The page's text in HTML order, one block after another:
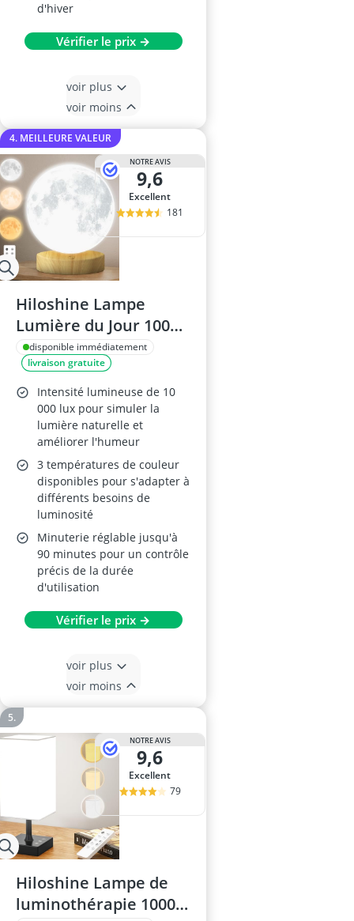
d'hiver
Vérifier le prix →
voir plus
voir moins
4. MEILLEURE VALEUR
NOTRE AVIS
9,6
Excellent
181
Hiloshine Lampe
Lumière du Jour 10000
Lux
disponible immédiatement
livraison gratuite
Intensité lumineuse de 10
000 lux pour simuler la
lumière naturelle et
améliorer l'humeur
3 températures de couleur
disponibles pour s'adapter à
différents besoins de
luminosité
Minuterie réglable jusqu'à
90 minutes pour un contrôle
précis de la durée
d'utilisation
Vérifier le prix →
voir plus
voir moins
NOTRE AVIS
9,6
Excellent
79
Hiloshine Lampe de
luminothérapie 10000